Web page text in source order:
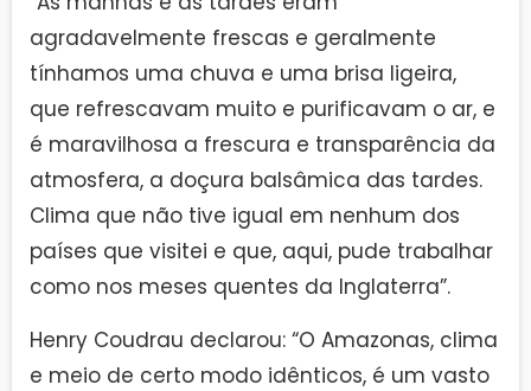
agradavelmente frescas e geralmente
tínhamos uma chuva e uma brisa ligeira,
que refrescavam muito e purificavam o ar, e
é maravilhosa a frescura e transparência da
atmosfera, a doçura balsâmica das tardes.
Clima que não tive igual em nenhum dos
países que visitei e que, aqui, pude trabalhar
como nos meses quentes da Inglaterra”.
Henry Coudrau declarou: “O Amazonas, clima
e meio de certo modo idênticos, é um vasto